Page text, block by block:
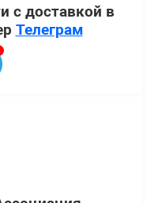
с доставкой в
Телеграм